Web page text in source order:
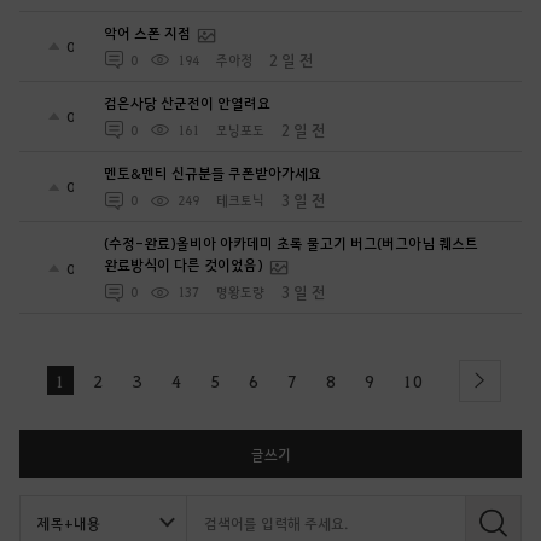
0
악어 스폰 지점
0 194 주아정 2 일 전
0
검은사당 산군전이 안열려요
0 161 모닝포도 2 일 전
0
멘토&멘티 신규분들 쿠폰받아가세요
0 249 테크토닉 3 일 전
0
(수정-완료)올비아 아카데미 초록 물고기 버그(버그아님 퀘스트
완료방식이 다른 것이었음)
0 137 명왕도량 3 일 전
1 2 3 4 5 6 7 8 9 10 next
글쓰기